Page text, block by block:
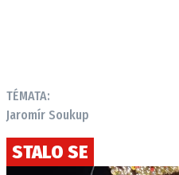
TÉMATA:
Jaromír Soukup
STALO SE